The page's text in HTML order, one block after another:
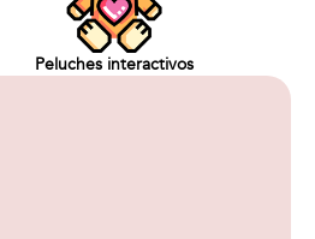
Peluches interactivos